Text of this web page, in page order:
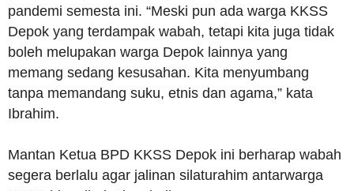
pandemi semesta ini. “Meski pun ada warga KKSS
Depok yang terdampak wabah, tetapi kita juga tidak
boleh melupakan warga Depok lainnya yang
memang sedang kesusahan. Kita menyumbang
tanpa memandang suku, etnis dan agama,” kata
Ibrahim.
Mantan Ketua BPD KKSS Depok ini berharap wabah
segera berlalu agar jalinan silaturahim antarwarga